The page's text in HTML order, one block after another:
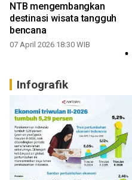
NTB mengembangkan
destinasi wisata tangguh
bencana
07 April 2026 18:30 WIB
Infografik